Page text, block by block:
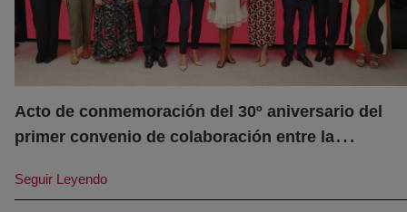
Acto de conmemoración del 30º aniversario del
primer convenio de colaboración entre la
Madrid(abre en nueva ventana)
Seguir Leyendo